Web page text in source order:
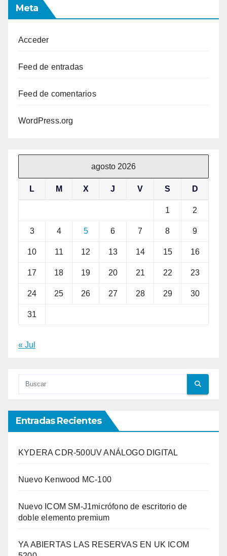
Meta
Acceder
Feed de entradas
Feed de comentarios
WordPress.org
agosto 2026
L M X J V S D
1 2
3 4 5 6 7 8 9
10 11 12 13 14 15 16
17 18 19 20 21 22 23
24 25 26 27 28 29 30
31
« Jul
Entradas Recientes
KYDERA CDR-500UV ANÁLOGO DIGITAL
Nuevo Kenwood MC-100
Nuevo ICOM SM-J1micrófono de escritorio de
doble elemento premium
YA ABIERTAS LAS RESERVAS EN UK ICOM